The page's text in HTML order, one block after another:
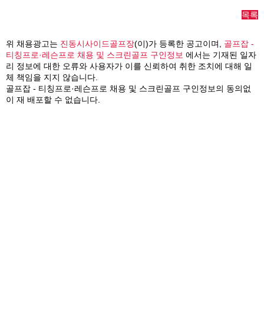
목록
위 채용광고는 진동시사이드골프장(이)가 등록한 공고이며, 골프잡 -
티칭프로·레슨프로 채용 및 스크린골프 구인정보 에서는 기재된 일자
리 정보에 대한 오류와 사용자가 이를 신뢰하여 취한 조치에 대해 일
체 책임을 지지 않습니다.
골프잡 - 티칭프로·레슨프로 채용 및 스크린골프 구인정보의 동의없
이 재 배포할 수 없습니다.